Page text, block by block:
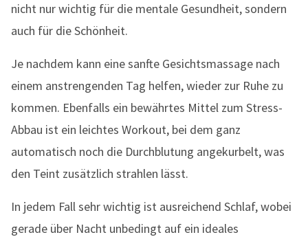
nicht nur wichtig für die mentale Gesundheit, sondern
auch für die Schönheit.
Je nachdem kann eine sanfte Gesichtsmassage nach
einem anstrengenden Tag helfen, wieder zur Ruhe zu
kommen. Ebenfalls ein bewährtes Mittel zum Stress-
Abbau ist ein leichtes Workout, bei dem ganz
automatisch noch die Durchblutung angekurbelt, was
den Teint zusätzlich strahlen lässt.
In jedem Fall sehr wichtig ist ausreichend Schlaf, wobei
gerade über Nacht unbedingt auf ein ideales